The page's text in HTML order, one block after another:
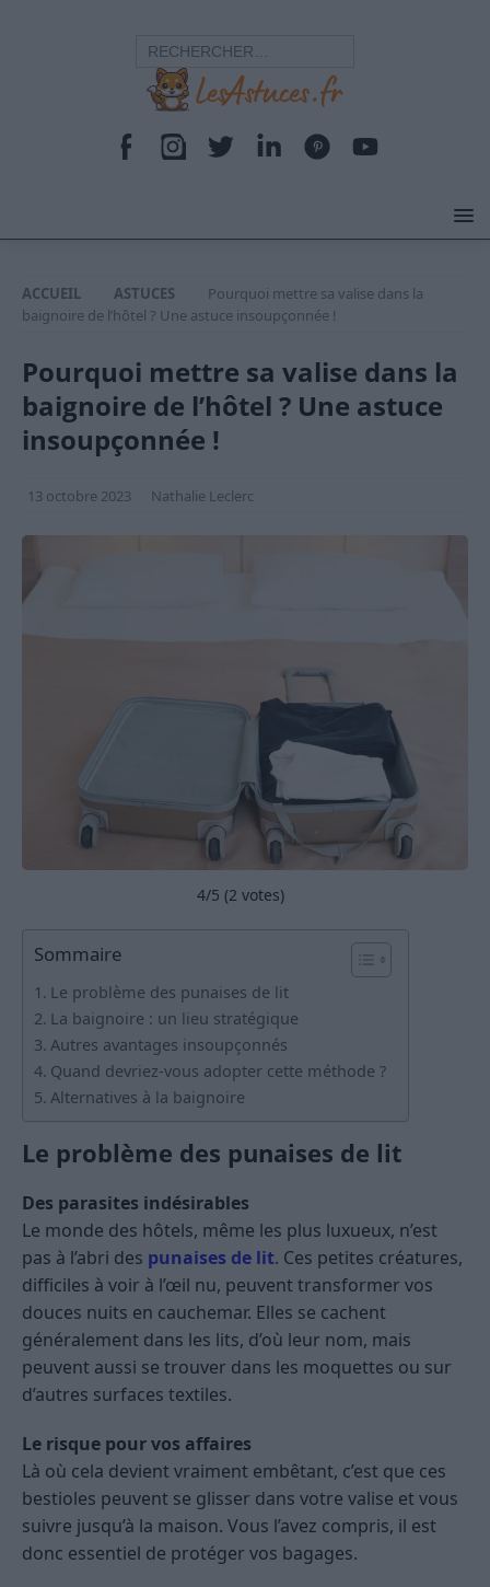
ACCUEIL ASTUCES
Pourquoi mettre sa valise dans la
baignoire de l’hôtel ? Une astuce insoupçonnée !
Pourquoi mettre sa valise dans la
baignoire de l’hôtel ? Une astuce
insoupçonnée !
13 octobre 2023 Nathalie Leclerc
4/5 (2 votes)
Sommaire
Le problème des punaises de lit
La baignoire : un lieu stratégique
Autres avantages insoupçonnés
Quand devriez-vous adopter cette méthode ?
Alternatives à la baignoire
Le problème des punaises de lit
Des parasites indésirables
Le monde des hôtels, même les plus luxueux, n’est
pas à l’abri des punaises de lit. Ces petites créatures,
difficiles à voir à l’œil nu, peuvent transformer vos
douces nuits en cauchemar. Elles se cachent
généralement dans les lits, d’où leur nom, mais
peuvent aussi se trouver dans les moquettes ou sur
d’autres surfaces textiles.
Le risque pour vos affaires
Là où cela devient vraiment embêtant, c’est que ces
bestioles peuvent se glisser dans votre valise et vous
suivre jusqu’à la maison. Vous l’avez compris, il est
donc essentiel de protéger vos bagages.